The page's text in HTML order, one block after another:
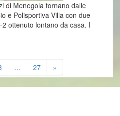
di Menegola tornano dalle
e Polisportiva Villa con due
ottenuto lontano da casa. I
… 27 »